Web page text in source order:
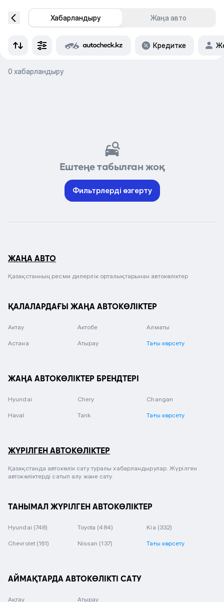
Хабарландыру Жаңа авто
Кредитке
0 хабарландыру
Ештеңе табылған жоқ
Фильтрлерді өзгерту
ЖАҢА АВТО
Қазақстанның ресми дилерлік орталықтарынан автокөліктер
ҚАЛАЛАРДАҒЫ ЖАҢА АВТОКӨЛІКТЕР
Актау Актобе Алматы
Астана Атырау Тағы көрсету
ЖАҢА АВТОКӨЛІКТЕР БРЕНДТЕРІ
Hyundai Chery Changan
Haval Tank Тағы көрсету
ЖҮРІЛГЕН АВТОКӨЛІКТЕР
Қазақстанда автокөлік сату туралы хабарландырулар. Жүрілген
автокөліктерді сатып алу және сату.
ТАНЫМАЛ ЖҮРІЛГЕН АВТОКӨЛІКТЕР
Hyundai (748) Toyota (484) Kia (332)
Chevrolet (161) Nissan (137) Тағы көрсету
АЙМАҚТАРДА АВТОКӨЛІКТІ САТУ
Ақтау Атырау